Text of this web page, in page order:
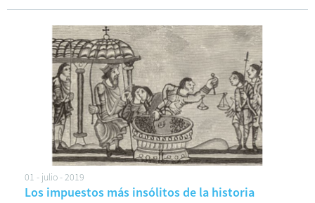
01 - julio - 2019
Los impuestos más insólitos de la historia